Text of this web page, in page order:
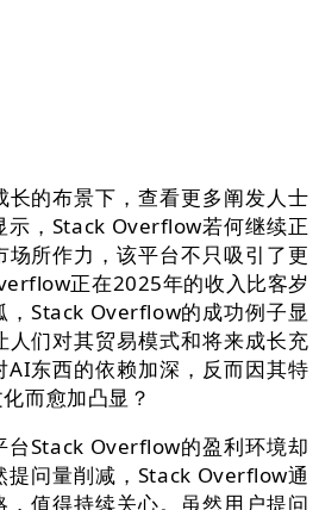
的布景下，查看更多阐发人士
示，Stack Overflow若何继续正
所作力，该平台不只吸引了更
正在2025年的收入比客岁
，Stack Overflow的成功例子显
们对其贸易模式和将来成长充
东西的依赖加深，反而因其特
而愈加凸显？
Stack Overflow的盈利环境却
提问量削减，Stack Overflow通
值得持续关心。虽然用户提问